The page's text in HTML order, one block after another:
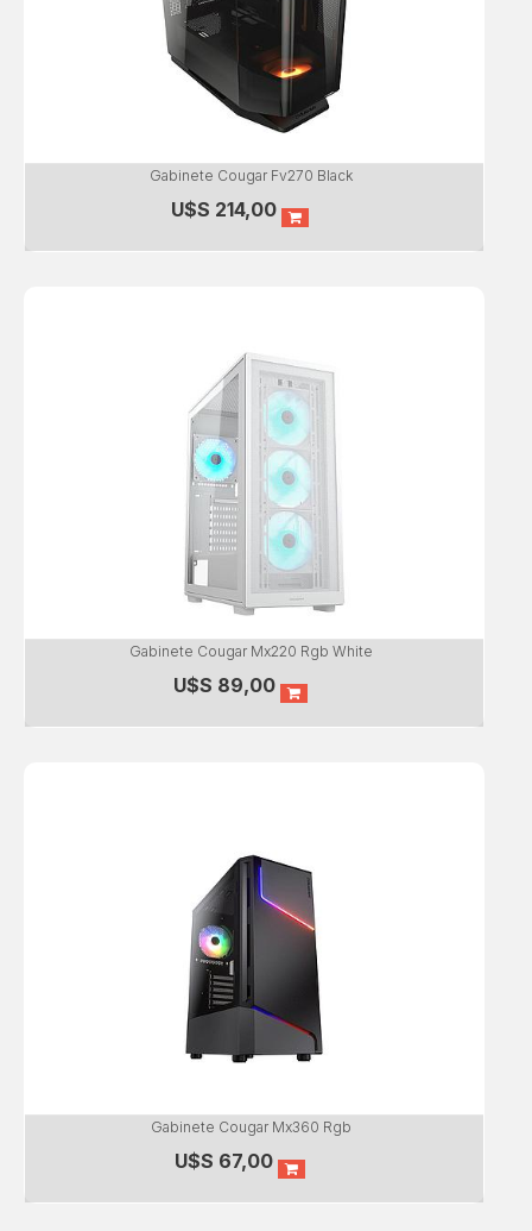
Gabinete Cougar Fv270 Black
U$S 214,00
Gabinete Cougar Mx220 Rgb White
U$S 89,00
Gabinete Cougar Mx360 Rgb
U$S 67,00